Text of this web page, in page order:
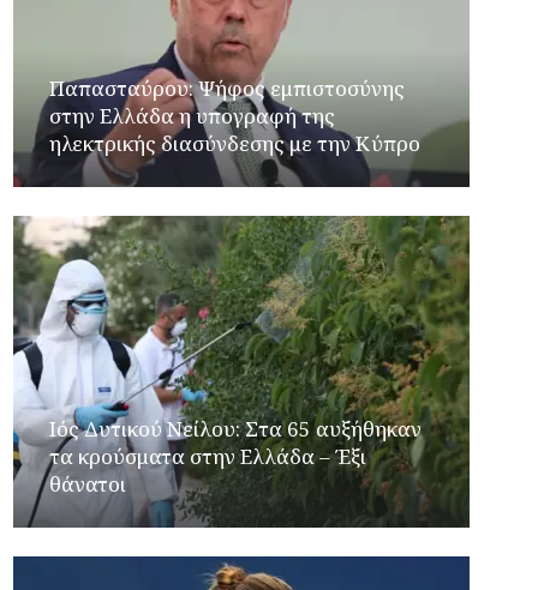
Παπασταύρου: Ψήφος εμπιστοσύνης
στην Ελλάδα η υπογραφή της
ηλεκτρικής διασύνδεσης με την Κύπρο
Ιός Δυτικού Νείλου: Στα 65 αυξήθηκαν
τα κρούσματα στην Ελλάδα – Έξι
θάνατοι